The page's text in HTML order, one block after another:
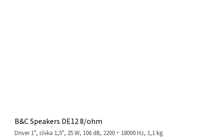
B&C Speakers DE12 8/ohm
driver 1", cívka 1,5", 25 W, 106 dB, 2200 ÷ 18000 Hz, 1,1 kg